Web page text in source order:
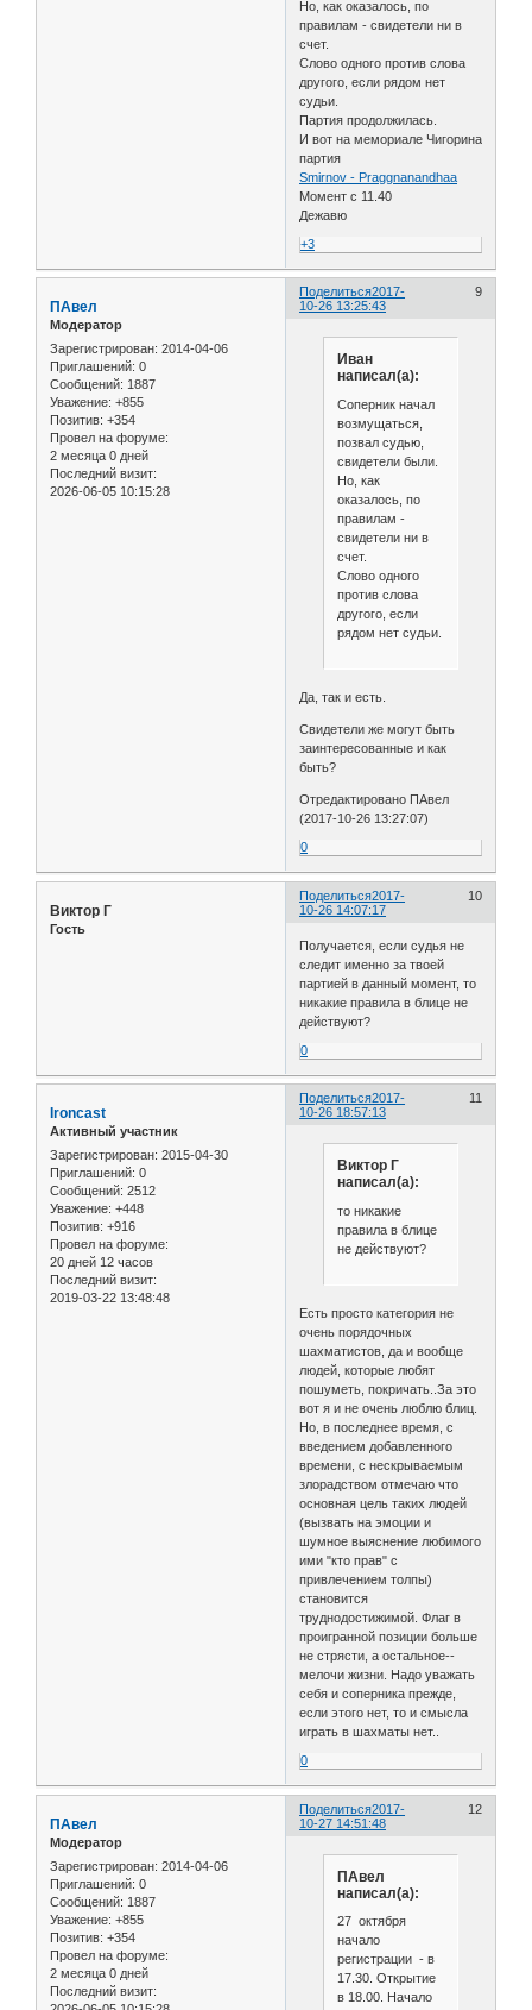
Но, как оказалось, по
правилам - свидетели ни в
счет.
Слово одного против слова
другого, если рядом нет
судьи.
Партия продолжилась.
И вот на мемориале Чигорина
партия
Smirnov - Praggnanandhaa
Момент с 11.40
Дежавю
+3
Поделиться 9
2017-
10-26 13:25:43
ПАвел
Модератор
Зарегистрирован: 2014-04-06
Приглашений: 0
Сообщений: 1887
Уважение: +855
Позитив: +354
Провел на форуме:
2 месяца 0 дней
Последний визит:
2026-06-05 10:15:28
Иван
написал(а):
Соперник начал
возмущаться,
позвал судью,
свидетели были.
Но, как
оказалось, по
правилам -
свидетели ни в
счет.
Слово одного
против слова
другого, если
рядом нет судьи.
Да, так и есть.
Свидетели же могут быть
заинтересованные и как
быть?
Отредактировано ПАвел
(2017-10-26 13:27:07)
0
Поделиться 10
2017-
10-26 14:07:17
Виктор Г
Гость
Получается, если судья не
следит именно за твоей
партией в данный момент, то
никакие правила в блице не
действуют?
0
Поделиться 11
2017-
10-26 18:57:13
Ironcast
Активный участник
Зарегистрирован: 2015-04-30
Приглашений: 0
Сообщений: 2512
Уважение: +448
Позитив: +916
Провел на форуме:
20 дней 12 часов
Последний визит:
2019-03-22 13:48:48
Виктор Г
написал(а):
то никакие
правила в блице
не действуют?
Есть просто категория не
очень порядочных
шахматистов, да и вообще
людей, которые любят
пошуметь, покричать..За это
вот я и не очень люблю блиц.
Но, в последнее время, с
введением добавленного
времени, с нескрываемым
злорадством отмечаю что
основная цель таких людей
(вызвать на эмоции и
шумное выяснение любимого
ими "кто прав" с
привлечением толпы)
становится
труднодостижимой. Флаг в
проигранной позиции больше
не стрясти, а остальное--
мелочи жизни. Надо уважать
себя и соперника прежде,
если этого нет, то и смысла
играть в шахматы нет..
0
Поделиться 12
2017-
10-27 14:51:48
ПАвел
Модератор
Зарегистрирован: 2014-04-06
Приглашений: 0
Сообщений: 1887
Уважение: +855
Позитив: +354
Провел на форуме:
2 месяца 0 дней
Последний визит:
ПАвел
написал(а):
27 октября
начало
регистрации - в
17.30. Открытие
в 18.00. Начало